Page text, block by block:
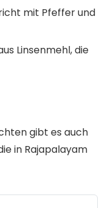
mit Pfeffer und
Linsenmehl, die
gibt es auch
in Rajapalayam